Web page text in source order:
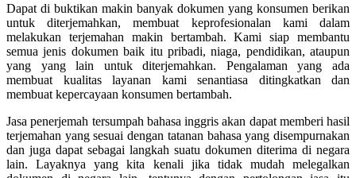
Dapat di buktikan makin banyak dokumen yang konsumen berikan
untuk diterjemahkan, membuat keprofesionalan kami dalam
melakukan terjemahan makin bertambah. Kami siap membantu
semua jenis dokumen baik itu pribadi, niaga, pendidikan, ataupun
yang yang lain untuk diterjemahkan. Pengalaman yang ada
membuat kualitas layanan kami senantiasa ditingkatkan dan
membuat kepercayaan konsumen bertambah.
Jasa penerjemah tersumpah bahasa inggris akan dapat memberi hasil
terjemahan yang sesuai dengan tatanan bahasa yang disempurnakan
dan juga dapat sebagai langkah suatu dokumen diterima di negara
lain. Layaknya yang kita kenali jika tidak mudah melegalkan